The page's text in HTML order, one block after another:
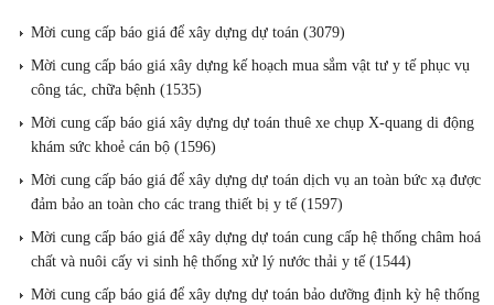
Mời cung cấp báo giá để xây dựng dự toán (3079)
Mời cung cấp báo giá xây dựng kế hoạch mua sắm vật tư y tế phục vụ
công tác, chữa bệnh (1535)
Mời cung cấp báo giá xây dựng dự toán thuê xe chụp X-quang di động
khám sức khoẻ cán bộ (1596)
Mời cung cấp báo giá để xây dựng dự toán dịch vụ an toàn bức xạ được
đảm bảo an toàn cho các trang thiết bị y tế (1597)
Mời cung cấp báo giá để xây dựng dự toán cung cấp hệ thống châm hoá
chất và nuôi cấy vi sinh hệ thống xử lý nước thải y tế (1544)
Mời cung cấp báo giá để xây dựng dự toán bảo dưỡng định kỳ hệ thống